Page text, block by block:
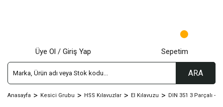
ARA
Üye Ol / Giriş Yap Sepetim
Anasayfa Kesici Grubu HSS Kılavuzlar El Kılavuzu DIN 351 3 Parçalı -